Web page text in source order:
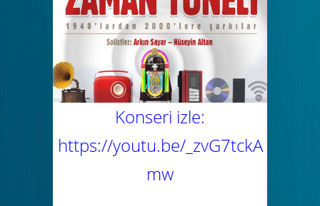
Konseri izle:
https://youtu.be/_zvG7tckA
mw